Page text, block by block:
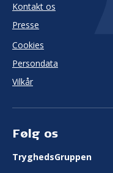
Kontakt os
Presse
Cookies
Persondata
Vilkår
Følg os
TryghedsGruppen